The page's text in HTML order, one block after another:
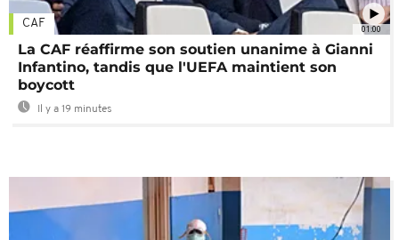
01:00
CAF
La CAF réaffirme son soutien unanime à Gianni
Infantino, tandis que l'UEFA maintient son
boycott
Il y a 19 minutes